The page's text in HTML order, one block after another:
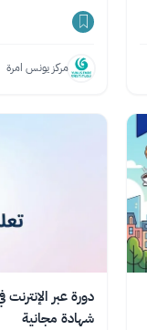
مركز يونس امرة
دورة عبر
شهادة مجانية